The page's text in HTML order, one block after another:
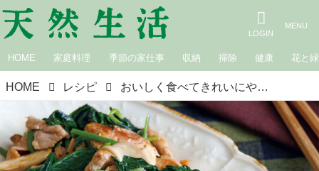
HOME 家庭料理 季節の家仕事 収納 掃除 健康 花と緑
HOME レシピ おいしく食べてきれいにやせる「ほうれんそうと豚こまのオイスターソース炒め」のつくり方｜緑の野菜の賢い食べ方